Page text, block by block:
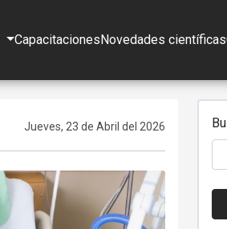
CapacitacionesNovedades científicas
Jueves, 23 de Abril del 2026